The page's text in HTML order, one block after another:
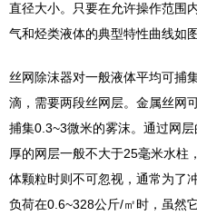
直径大小。只要在允许操作范围
气和烃类液体的典型特性曲线如图
丝网除沫器对一般液体平均可捕
滴，需要两段丝网层。金属丝网
捕集0.3~3微米的雾沫。通过网
厚的网层一般不大于25毫米水柱
体颗粒时则不可忽视，通常为了
负荷在0.6~328公斤/㎡时，虽然